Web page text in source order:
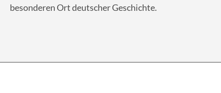
besonderen Ort deutscher Geschichte.